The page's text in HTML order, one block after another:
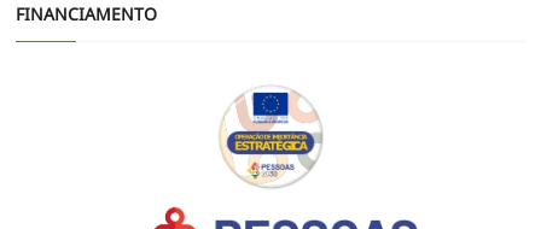
FINANCIAMENTO